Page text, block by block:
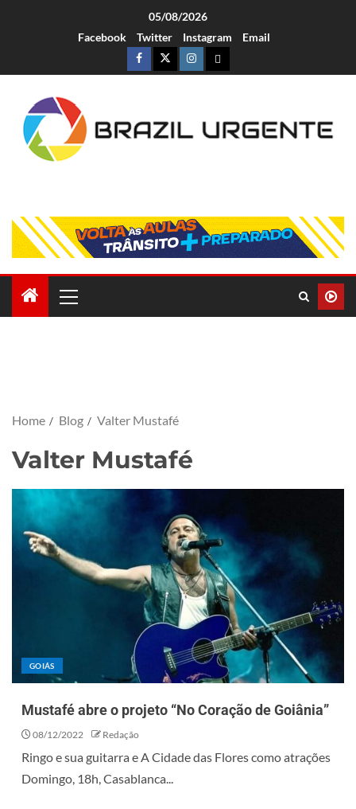
05/08/2026
Facebook
Twitter Instagram Email
Home Blog Valter Mustafé
Valter Mustafé
GOIÁS
Mustafé abre o projeto “No Coração de Goiânia”
08/12/2022 Redação
Ringo e sua guitarra e A Cidade das Flores como atrações
Domingo, 18h, Casablanca...